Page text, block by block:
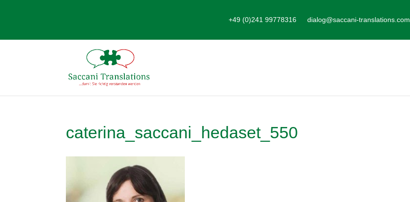
+49 (0)241 99778316 dialog@saccani-translations.com
caterina_saccani_hedaset_550